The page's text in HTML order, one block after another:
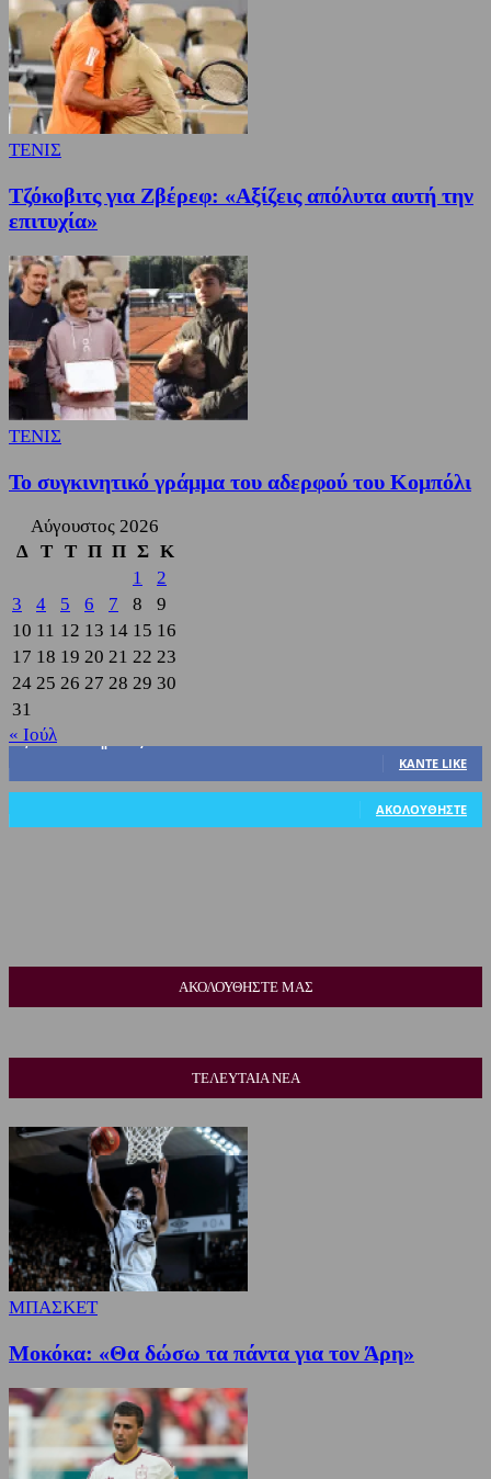
ΤΕΝΙΣ
Τζόκοβιτς για Ζβέρεφ: «Αξίζεις απόλυτα αυτή την
επιτυχία»
ΤΕΝΙΣ
Το συγκινητικό γράμμα του αδερφού του Κομπόλι
Αύγουστος 2026
Δ
Τ Τ Π Π Σ Κ
1
2
3
4 5 6 7 8
9
10 11 12 13 14 15 16
17 18 19 20 21 22 23
24 25 26 27 28 29 30
31
« Ιούλ
3,822
ΚΆΝΤΕ LIKE
ΑΚΟΛΟΥΘΉΣΤΕ
ΑΚΟΛΟΥΘΗΣΤΕ ΜΑΣ
ΤΕΛΕΥΤΑΙΑ ΝΕΑ
ΜΠΑΣΚΕΤ
Μοκόκα: «Θα δώσω τα πάντα για τον Άρη»